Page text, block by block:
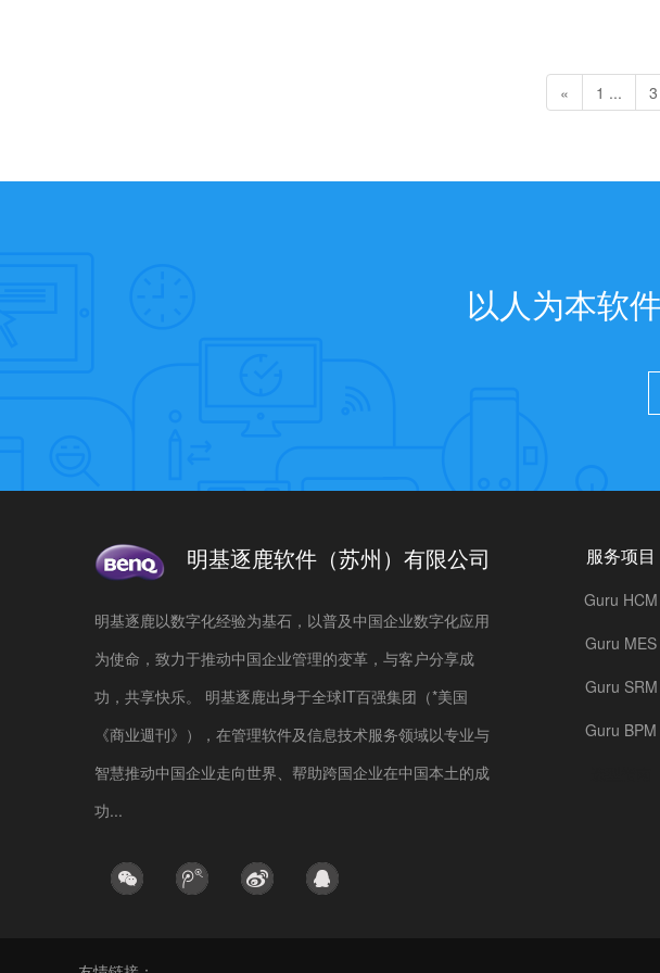
« 1 ... 3
以人为本软
明基逐鹿软件（苏州）有限公司
明基逐鹿以数字化经验为基石，以普及中国企业数字化应用
为使命，致力于推动中国企业管理的变革，与客户分享成
功，共享快乐。 明基逐鹿出身于全球IT百强集团（*美国
《商业週刊》），在管理软件及信息技术服务领域以专业与
智慧推动中国企业走向世界、帮助跨国企业在中国本土的成
功...
服务项目
Guru HCM
Guru MES
Guru SRM
Guru BPM